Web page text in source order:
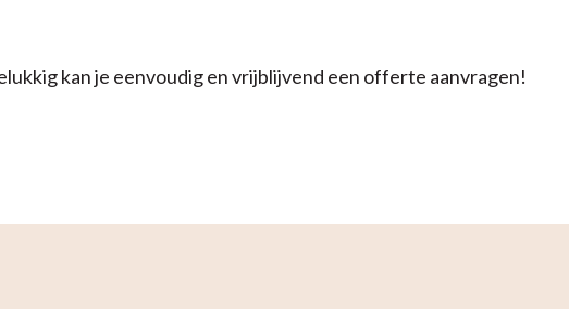
kan je eenvoudig en vrijblijvend een offerte aanvragen!